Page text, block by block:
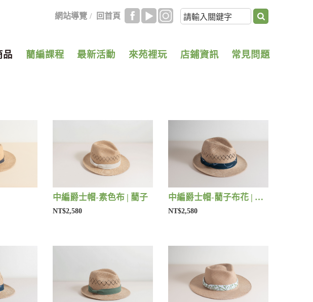
網站導覽 / 回首頁
品 藺編課程 最新活動 來苑裡玩 店鋪資訊 常見問題
中編爵士帽-素色布 | 藺子
NT$2,580
中編爵士帽-藺子布花 | 藺子
NT$2,580